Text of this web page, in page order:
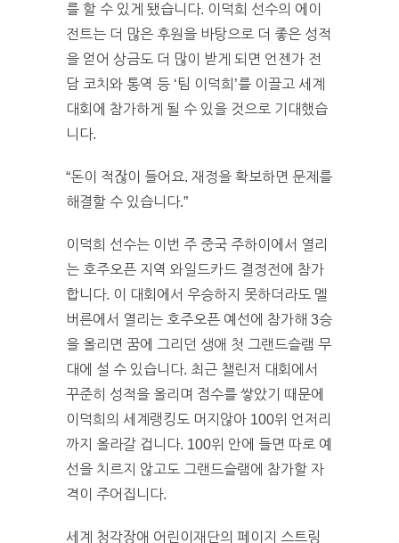
를 할 수 있게 됐습니다. 이덕희 선수의 에이
전트는 더 많은 후원을 바탕으로 더 좋은 성적
을 얻어 상금도 더 많이 받게 되면 언젠가 전
담 코치와 통역 등 ‘팀 이덕희’를 이끌고 세계
대회에 참가하게 될 수 있을 것으로 기대했습
니다.
“돈이 적잖이 들어요. 재정을 확보하면 문제를
해결할 수 있습니다.”
이덕희 선수는 이번 주 중국 주하이에서 열리
는 호주오픈 지역 와일드카드 결정전에 참가
합니다. 이 대회에서 우승하지 못하더라도 멜
버른에서 열리는 호주오픈 예선에 참가해 3승
을 올리면 꿈에 그리던 생애 첫 그랜드슬램 무
대에 설 수 있습니다. 최근 챌린저 대회에서
꾸준히 성적을 올리며 점수를 쌓았기 때문에
이덕희의 세계랭킹도 머지않아 100위 언저리
까지 올라갈 겁니다. 100위 안에 들면 따로 예
선을 치르지 않고도 그랜드슬램에 참가할 자
격이 주어집니다.
세계 청각장애 어린이재단의 페이지 스트링